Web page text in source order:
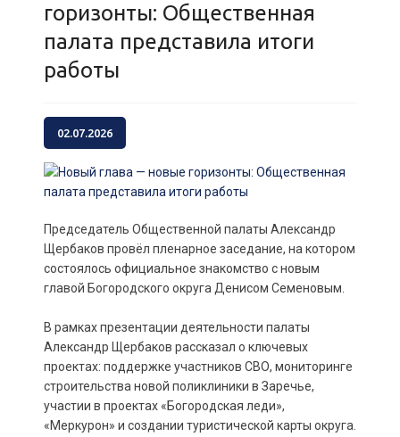
горизонты: Общественная
палата представила итоги
работы
02.07.2026
Председатель Общественной палаты Александр
Щербаков провёл пленарное заседание, на котором
состоялось официальное знакомство с новым
главой Богородского округа Денисом Семеновым.
В рамках презентации деятельности палаты
Александр Щербаков рассказал о ключевых
проектах: поддержке участников СВО, мониторинге
строительства новой поликлиники в Заречье,
участии в проектах «Богородская леди»,
«Меркурон» и создании туристической карты округа.